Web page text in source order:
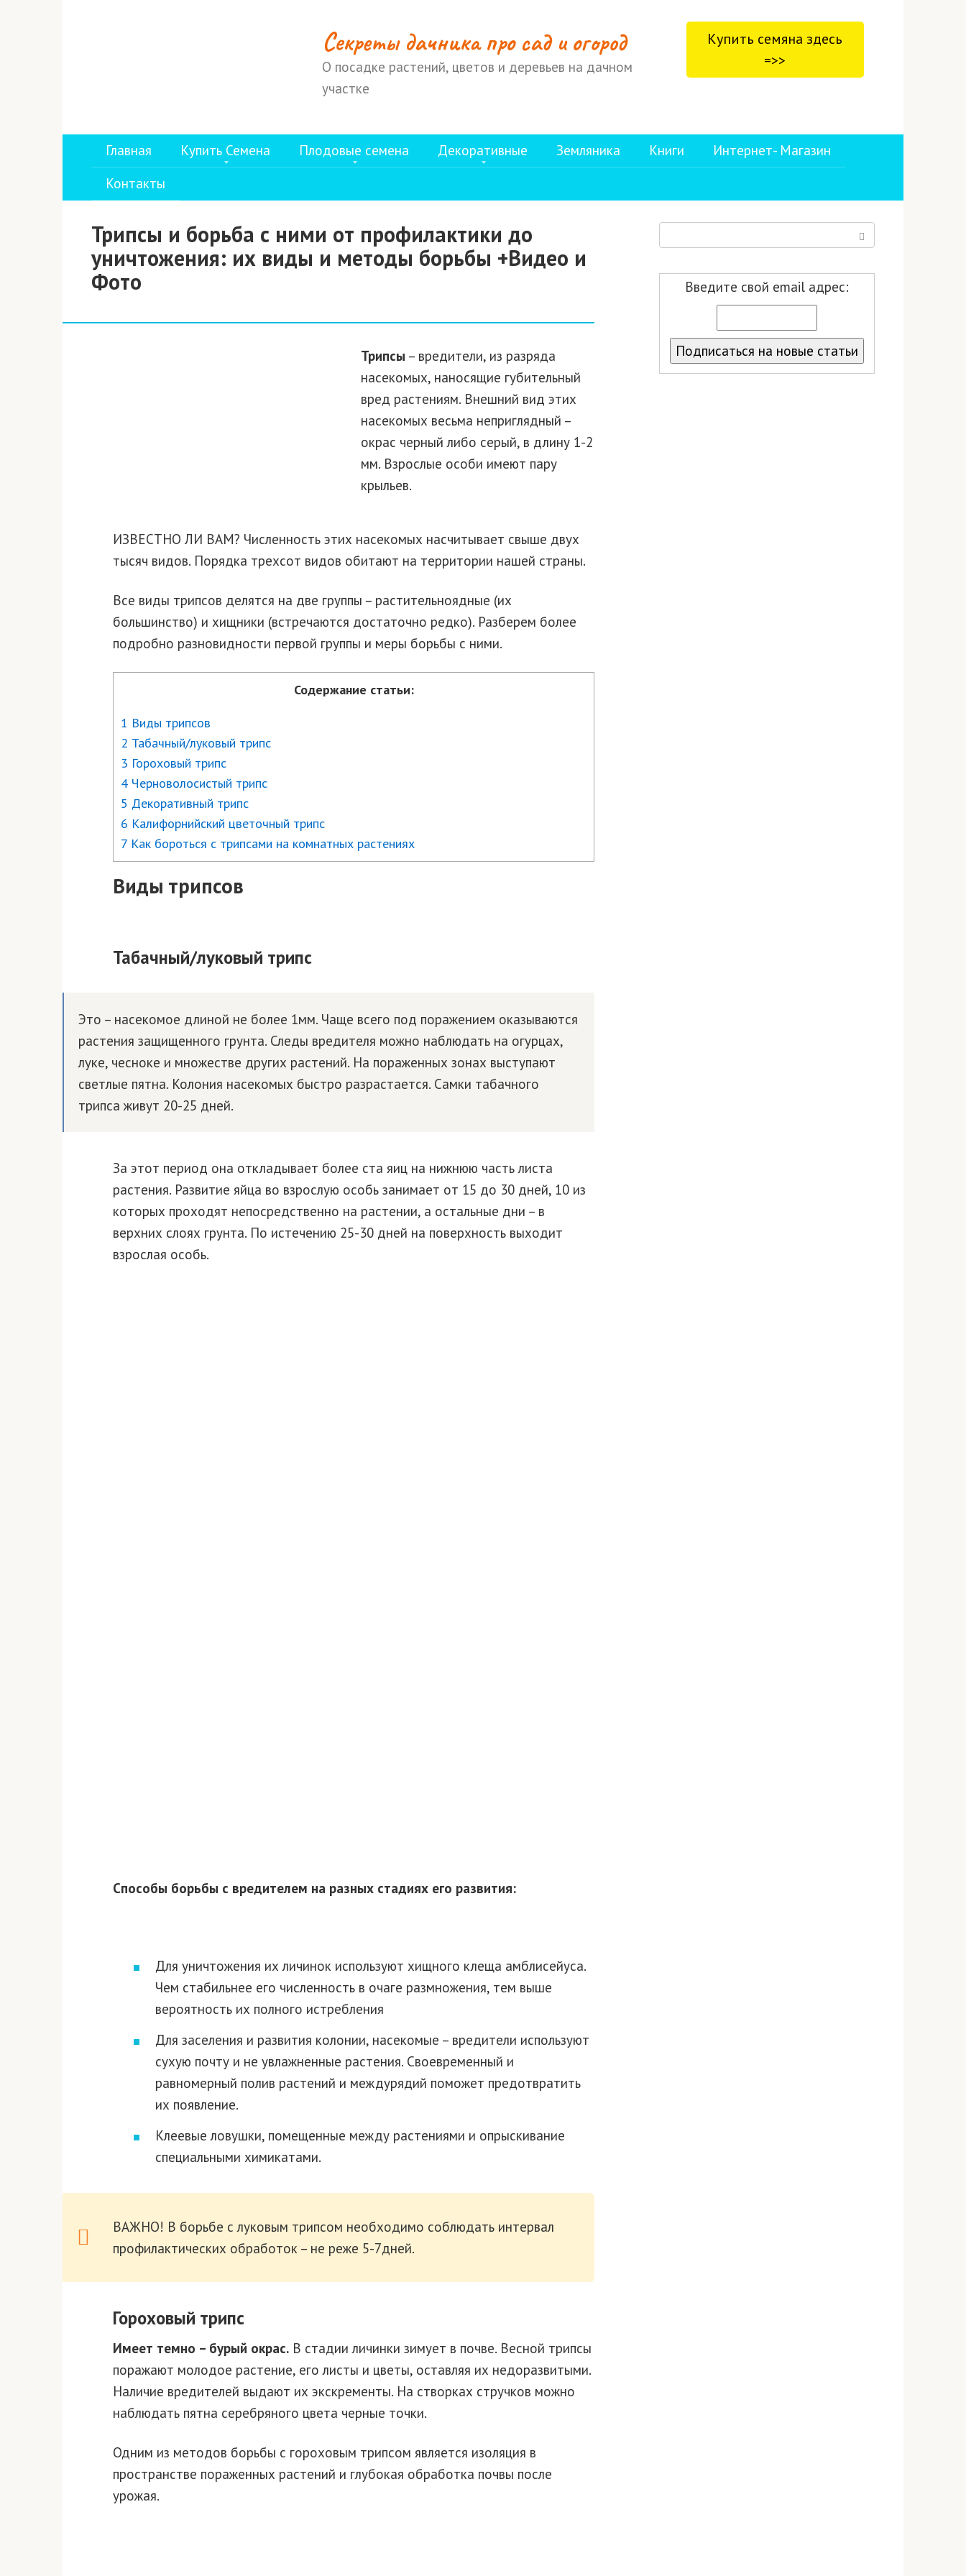
Cекреты дачника про сад и огород
О посадке растений, цветов и деревьев на дачном
участке
Купить семяна здесь
=>>
Главная Купить Семена Плодовые семена Декоративные Земляника Книги
Интернет- Магазин
Контакты
Трипсы и борьба с ними от профилактики до
уничтожения: их виды и методы борьбы +Видео и
Фото
Трипсы – вредители, из разряда
насекомых, наносящие губительный
вред растениям. Внешний вид этих
насекомых весьма неприглядный –
окрас черный либо серый, в длину 1-2
мм. Взрослые особи имеют пару
крыльев.
ИЗВЕСТНО ЛИ ВАМ? Численность этих насекомых насчитывает свыше двух
тысяч видов. Порядка трехсот видов обитают на территории нашей страны.
Все виды трипсов делятся на две группы – растительноядные (их
большинство) и хищники (встречаются достаточно редко). Разберем более
подробно разновидности первой группы и меры борьбы с ними.
Содержание статьи:
1 Виды трипсов
2 Табачный/луковый трипс
3 Гороховый трипс
4 Черноволосистый трипс
5 Декоративный трипс
6 Калифорнийский цветочный трипс
7 Как бороться с трипсами на комнатных растениях
Виды трипсов
Табачный/луковый трипс
Это – насекомое длиной не более 1мм. Чаще всего под поражением оказываются
растения защищенного грунта. Следы вредителя можно наблюдать на огурцах,
луке, чесноке и множестве других растений. На пораженных зонах выступают
светлые пятна. Колония насекомых быстро разрастается. Самки табачного
трипса живут 20-25 дней.
За этот период она откладывает более ста яиц на нижнюю часть листа
растения. Развитие яйца во взрослую особь занимает от 15 до 30 дней, 10 из
которых проходят непосредственно на растении, а остальные дни – в
верхних слоях грунта. По истечению 25-30 дней на поверхность выходит
взрослая особь.
Способы борьбы с вредителем на разных стадиях его развития:
Для уничтожения их личинок используют хищного клеща амблисейуса.
Чем стабильнее его численность в очаге размножения, тем выше
вероятность их полного истребления
Для заселения и развития колонии, насекомые – вредители используют
сухую почту и не увлажненные растения. Своевременный и
равномерный полив растений и междурядий поможет предотвратить
их появление.
Клеевые ловушки, помещенные между растениями и опрыскивание
специальными химикатами.
ВАЖНО! В борьбе с луковым трипсом необходимо соблюдать интервал
профилактических обработок – не реже 5-7дней.
Гороховый трипс
Имеет темно – бурый окрас. В стадии личинки зимует в почве. Весной трипсы
поражают молодое растение, его листы и цветы, оставляя их недоразвитыми.
Наличие вредителей выдают их экскременты. На створках стручков можно
наблюдать пятна серебряного цвета черные точки.
Одним из методов борьбы с гороховым трипсом является изоляция в
пространстве пораженных растений и глубокая обработка почвы после
урожая.
Введите свой email адрес: